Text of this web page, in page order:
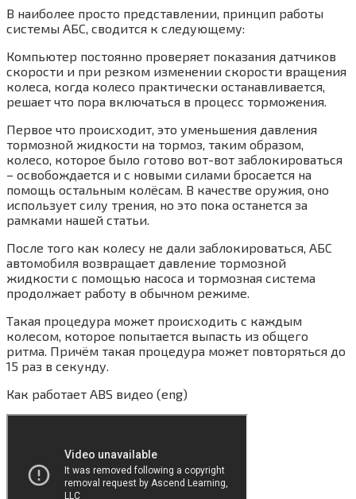
В наиболее просто представлении, принцип работы
системы АБС, сводится к следующему:
Компьютер постоянно проверяет показания датчиков
скорости и при резком изменении скорости вращения
колеса, когда колесо практически останавливается,
решает что пора включаться в процесс торможения.
Первое что происходит, это уменьшения давления
тормозной жидкости на тормоз, таким образом,
колесо, которое было готово вот-вот заблокироваться
– освобождается и с новыми силами бросается на
помощь остальным колёсам. В качестве оружия, оно
использует силу трения, но это пока останется за
рамками нашей статьи.
После того как колесу не дали заблокироваться, АБС
автомобиля возвращает давление тормозной
жидкости с помощью насоса и тормозная система
продолжает работу в обычном режиме.
Такая процедура может происходить с каждым
колесом, которое попытается выпасть из общего
ритма. Причём такая процедура может повторяться до
15 раз в секунду.
Как работает ABS видео (eng)